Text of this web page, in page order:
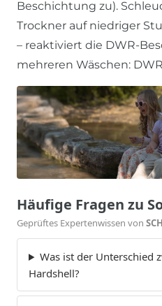
Beschichtung zu).
Trockner auf niedriger
– reaktiviert die DWR-
mehreren Wäschen:
Häufige Fragen zu
Geprüftes Expertenwissen von
Was ist der Unterschied
Hardshell?